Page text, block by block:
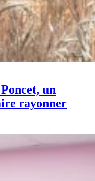
un
rayonner